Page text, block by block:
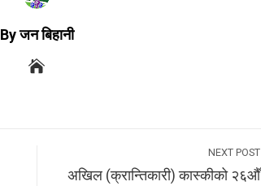
By जन बिहानी
NEXT POST
अखिल (क्रान्तिकारी) कास्कीको २६औँ